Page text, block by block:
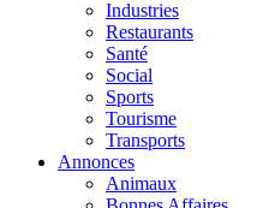
Industries
Restaurants
Santé
Social
Sports
Tourisme
Transports
Annonces
Animaux